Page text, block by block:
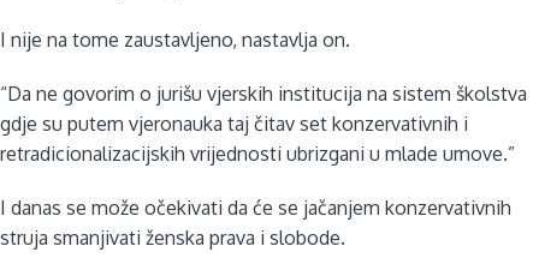
I nije na tome zaustavljeno, nastavlja on.
“Da ne govorim o jurišu vjerskih institucija na sistem školstva
gdje su putem vjeronauka taj čitav set konzervativnih i
retradicionalizacijskih vrijednosti ubrizgani u mlade umove.”
I danas se može očekivati da će se jačanjem konzervativnih
struja smanjivati ženska prava i slobode.